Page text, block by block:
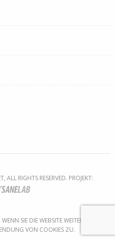
RIGHTS RESERVED. PROJEKT:
SIE DIE WEBSITE WEITER NUTZEN,
VON COOKIES ZU.